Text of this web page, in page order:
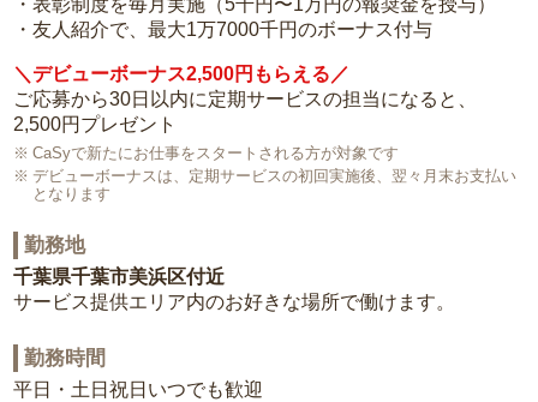
・表彰制度を毎月実施（5千円〜1万円の報奨金を授与）
・友人紹介で、最大1万7000千円のボーナス付与
＼デビューボーナス2,500円もらえる／
ご応募から30日以内に定期サービスの担当になると、
2,500円プレゼント
CaSyで新たにお仕事をスタートされる方が対象です
デビューボーナスは、定期サービスの初回実施後、翌々月末お支払い
となります
勤務地
千葉県千葉市美浜区付近
サービス提供エリア内のお好きな場所で働けます。
勤務時間
平日・土日祝日いつでも歓迎